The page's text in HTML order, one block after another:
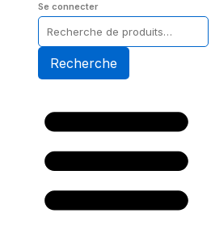
Se connecter